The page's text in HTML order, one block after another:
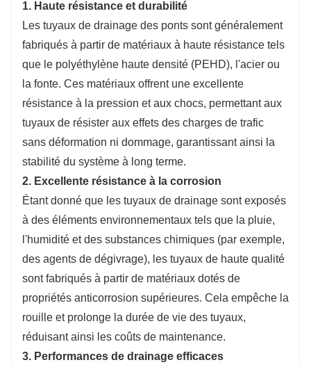
1. Haute résistance et durabilité
Les tuyaux de drainage des ponts sont généralement
fabriqués à partir de matériaux à haute résistance tels
que le polyéthylène haute densité (PEHD), l'acier ou
la fonte. Ces matériaux offrent une excellente
résistance à la pression et aux chocs, permettant aux
tuyaux de résister aux effets des charges de trafic
sans déformation ni dommage, garantissant ainsi la
stabilité du système à long terme.
2. Excellente résistance à la corrosion
Étant donné que les tuyaux de drainage sont exposés
à des éléments environnementaux tels que la pluie,
l'humidité et des substances chimiques (par exemple,
des agents de dégivrage), les tuyaux de haute qualité
sont fabriqués à partir de matériaux dotés de
propriétés anticorrosion supérieures. Cela empêche la
rouille et prolonge la durée de vie des tuyaux,
réduisant ainsi les coûts de maintenance.
3. Performances de drainage efficaces